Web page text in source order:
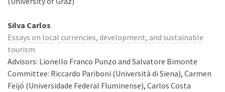
Silva Carlos
Essays on local currencies, development, and sustainable
tourism
Advisors: Lionello Franco Punzo and Salvatore Bimonte
Committee: Riccardo Pariboni (Università di Siena), Carmen
Feijó (Universidade Federal Fluminense), Carlos Costa